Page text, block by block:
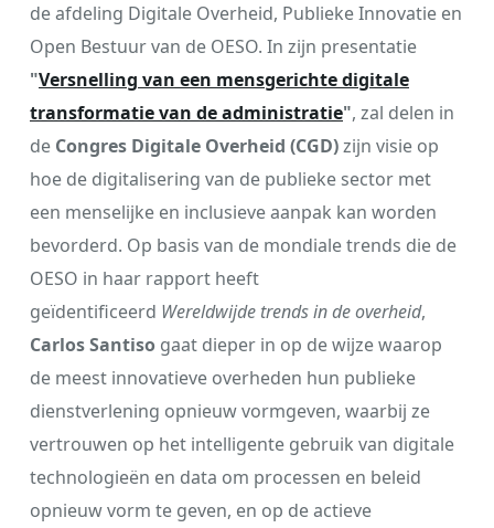
de afdeling Digitale Overheid, Publieke Innovatie en
Open Bestuur van de OESO. In zijn presentatie
"Versnelling van een mensgerichte digitale
transformatie van de administratie", zal delen in
de Congres Digitale Overheid (CGD)zijn visie op
hoe de digitalisering van de publieke sector met
een menselijke en inclusieve aanpak kan worden
bevorderd. Op basis van de mondiale trends die de
OESO in haar rapport heeft
geïdentificeerd Wereldwijde trends in de overheid,
Carlos Santiso gaat dieper in op de wijze waarop
de meest innovatieve overheden hun publieke
dienstverlening opnieuw vormgeven, waarbij ze
vertrouwen op het intelligente gebruik van digitale
technologieën en data om processen en beleid
opnieuw vorm te geven, en op de actieve